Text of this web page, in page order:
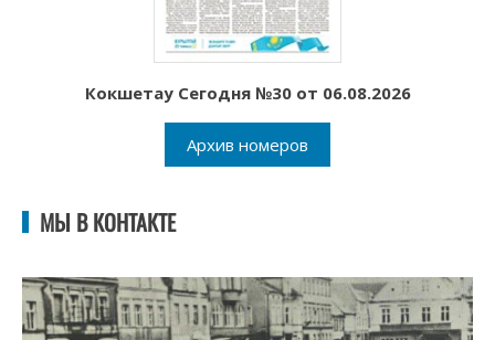
Кокшетау Сегодня №30 от 06.08.2026
Архив номеров
МЫ В КОНТАКТЕ